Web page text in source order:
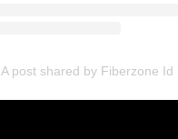
A post shared by Fiberzone Id